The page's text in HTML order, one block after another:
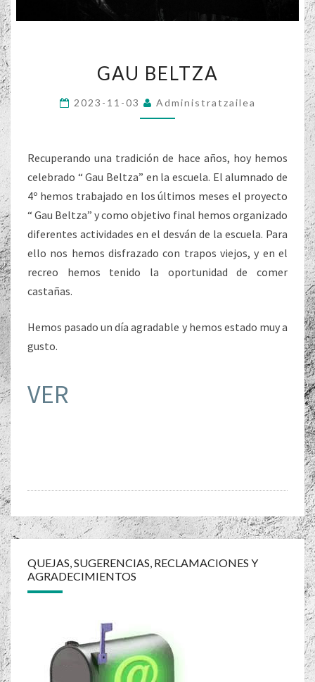
BELTZA
GAU BELTZA
2023-11-03 Administratzailea
Recuperando una tradición de hace años, hoy hemos
celebrado “ Gau Beltza” en la escuela. El alumnado de
4º hemos trabajado en los últimos meses el proyecto
“ Gau Beltza” y como objetivo final hemos organizado
diferentes actividades en el desván de la escuela. Para
ello nos hemos disfrazado con trapos viejos, y en el
recreo hemos tenido la oportunidad de comer
castañas.
Hemos pasado un día agradable y hemos estado muy a
gusto.
VER
Navegación
entradas
QUEJAS, SUGERENCIAS, RECLAMACIONES Y
AGRADECIMIENTOS